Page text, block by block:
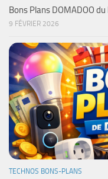
Bons Plans DOMADOO
9 FÉVRIER 2026
TECHNOS BONS-PLANS